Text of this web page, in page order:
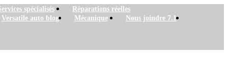
spécialisés
Réparations réelles
Versatile auto blog Mécanique Nous joindre 7.1